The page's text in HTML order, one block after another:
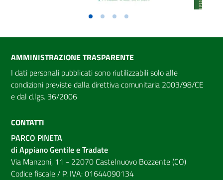
AMMINISTRAZIONE TRASPARENTE
I dati personali pubblicati sono riutilizzabili solo alle
condizioni previste dalla direttiva comunitaria 2003/98/CE
e dal d.lgs. 36/2006
CONTATTI
PARCO PINETA
di Appiano Gentile e Tradate
Via Manzoni, 11 - 22070 Castelnuovo Bozzente (CO)
Codice fiscale / P. IVA: 01644090134